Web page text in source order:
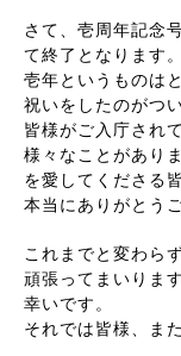
さて、壱周年記念
て終了となります。
壱年というものは
祝いをしたのがつ
皆様がご入庁され
様々なことがあり
を愛してくださる
本当にありがとう
これまでと変わら
頑張ってまいりま
幸いです。
それでは皆様、ま